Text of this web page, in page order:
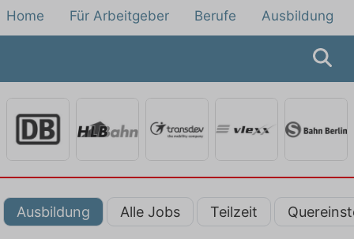
Home Für Arbeitgeber Berufe Ausbildung
Ausbildung Alle Jobs Teilzeit